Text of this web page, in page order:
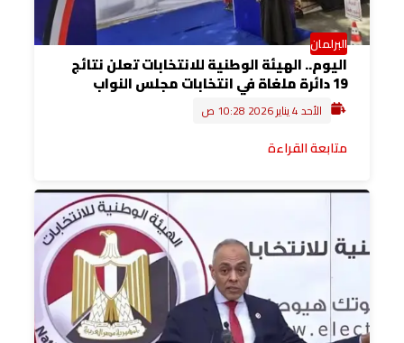
البرلمان
اليوم.. الهيئة الوطنية للانتخابات تعلن نتائج
19 دائرة ملغاة في انتخابات مجلس النواب
الأحد 4 يناير 2026 10:28 ص
متابعة القراءة